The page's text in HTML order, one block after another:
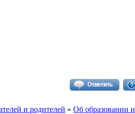
и родителей » Об образовании и